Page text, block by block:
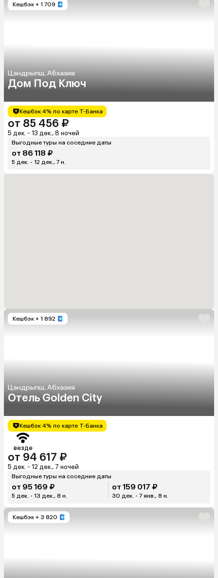
Кешбэк + 1 709
Цандрыпш, Абхазия
Дом Под Ключ
Кешбэк 4% по карте Т-Банка
от 85 456 ₽
5 дек. - 13 дек., 8 ночей
Выгодные туры на соседние даты
от 86 118 ₽
5 дек. - 12 дек., 7 н.
Кешбэк + 1 892
Цандрыпш, Абхазия
Отель Golden City
Кешбэк 4% по карте Т-Банка
везде
от 94 617 ₽
5 дек. - 12 дек., 7 ночей
Выгодные туры на соседние даты
от 95 169 ₽
5 дек. - 13 дек., 8 н.
от 159 017 ₽
30 дек. - 7 янв., 8 н.
Кешбэк + 3 820